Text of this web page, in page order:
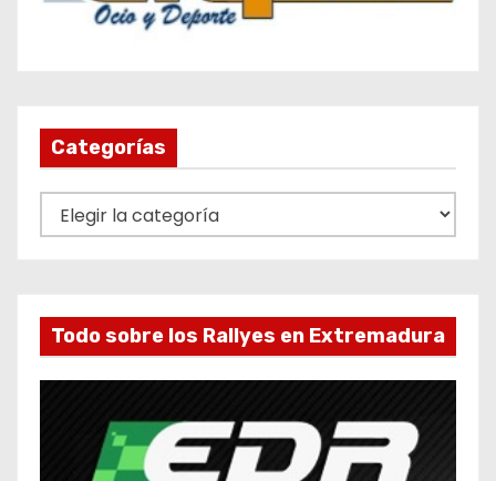
Categorías
a
o
Todo sobre los Rallyes en Extremadura